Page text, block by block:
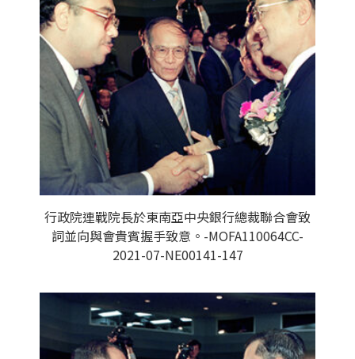
行政院連戰院長於東南亞中央銀行總裁聯合會致
詞並向與會貴賓握手致意。-MOFA110064CC-
2021-07-NE00141-147